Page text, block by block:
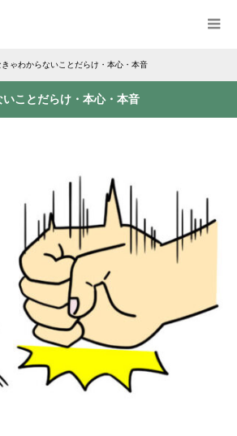
ゃわからないことだらけ・本心・本音
ことだらけ・本心・本音